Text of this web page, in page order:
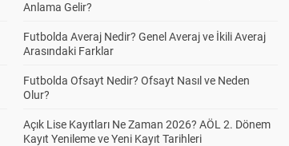
Anlama Gelir?
Futbolda Averaj Nedir? Genel Averaj ve İkili Averaj
Arasındaki Farklar
Futbolda Ofsayt Nedir? Ofsayt Nasıl ve Neden
Olur?
Açık Lise Kayıtları Ne Zaman 2026? AÖL 2. Dönem
Kayıt Yenileme ve Yeni Kayıt Tarihleri